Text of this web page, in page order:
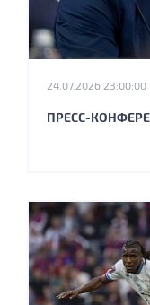
24.07.2026 23:00:00
ПРЕСС-